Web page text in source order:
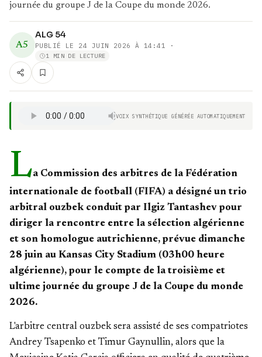
journée du groupe J de la Coupe du monde 2026.
A5
ALG 54
PUBLIÉ LE 24 JUIN 2026 À 14:41 ·
1 MIN DE LECTURE
VOIX SYNTHÉTIQUE GÉNÉRÉE AUTOMATIQUEMENT
La Commission des arbitres de la Fédération
internationale de football (FIFA) a désigné un trio
arbitral ouzbek conduit par Ilgiz Tantashev pour
diriger la rencontre entre la sélection algérienne
et son homologue autrichienne, prévue dimanche
28 juin au Kansas City Stadium (03h00 heure
algérienne), pour le compte de la troisième et
ultime journée du groupe J de la Coupe du monde
2026.
L'arbitre central ouzbek sera assisté de ses compatriotes
Andrey Tsapenko et Timur Gaynullin, alors que la